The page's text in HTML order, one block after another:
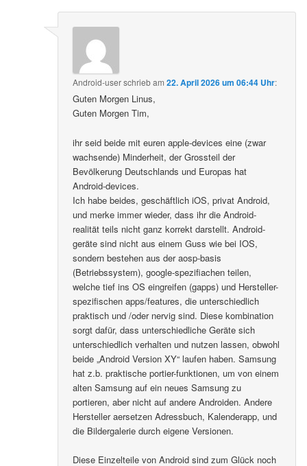
Android-userschriebam22. April 2026 um 06:44 Uhr:
Guten Morgen Linus,
Guten Morgen Tim,
ihr seid beide mit euren apple-devices eine (zwar
wachsende) Minderheit, der Grossteil der
Bevölkerung Deutschlands und Europas hat
Android-devices.
Ich habe beides, geschäftlich iOS, privat Android,
und merke immer wieder, dass ihr die Android-
realität teils nicht ganz korrekt darstellt. Android-
geräte sind nicht aus einem Guss wie bei IOS,
sondern bestehen aus der aosp-basis
(Betriebssystem), google-spezifiachen teilen,
welche tief ins OS eingreifen (gapps) und Hersteller-
spezifischen apps/features, die unterschiedlich
praktisch und /oder nervig sind. Diese kombination
sorgt dafür, dass unterschiedliche Geräte sich
unterschiedlich verhalten und nutzen lassen, obwohl
beide „Android Version XY“ laufen haben. Samsung
hat z.b. praktische portier-funktionen, um von einem
alten Samsung auf ein neues Samsung zu
portieren, aber nicht auf andere Androiden. Andere
Hersteller aersetzen Adressbuch, Kalenderapp, und
die Bildergalerie durch eigene Versionen.
Diese Einzelteile von Android sind zum Glück noch